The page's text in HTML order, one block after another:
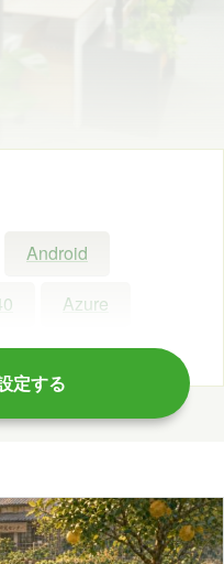
Android
Azure
AI Studio
C#
定する